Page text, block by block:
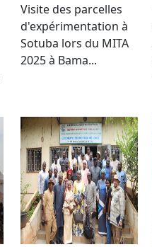
Visite des parcelles
d'expérimentation à
Sotuba lors du MITA
2025 à Bama...